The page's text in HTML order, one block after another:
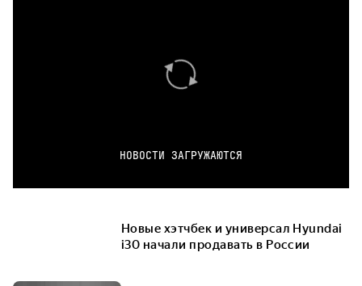
НОВОСТИ ЗАГРУЖАЮТСЯ
Новые хэтчбек и универсал Hyundai
i30 начали продавать в России